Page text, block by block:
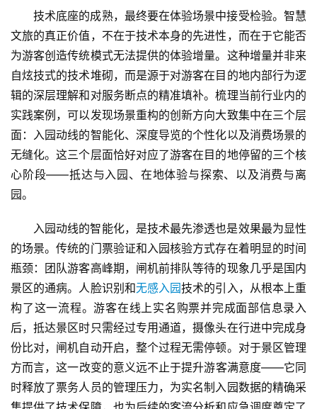
首
页
景
区
二
技术底座的成熟，最终要在体验场景中接受检验。智慧
文旅的真正价值，不在于技术本身的先进性，而在于它能否
为游客创造传统模式无法提供的体验增量。这种增量并非来
自炫技式的技术堆砌，而是源于对游客在目的地内部行为逻
辑的深层理解和对服务断点的精准填补。梳理当前行业内的
实践案例，可以发现场景重构的创新方向大致集中在三个层
面：入园动线的智能化、深度导览的个性化以及消费场景的
无缝化。这三个层面恰好对应了游客在目的地停留的三个核
心阶段——抵达与入园、在地体验与探索、以及消费与离
园。
入园动线的智能化，是技术最先渗透也是效果最为显性
的场景。传统的门票验证和入园核验方式存在着明显的时间
瓶颈：团队游客高峰期，闸机前排队等待的现象几乎是国内
景区的通病。人脸识别和无感入园技术的引入，从根本上重
构了这一流程。游客在线上实名购票并完成面部信息录入
后，抵达景区时只需经过专用通道，摄像头在行进中完成身
份比对，闸机自动开启，整个过程无需停顿。对于景区管理
方而言，这一改变的意义远不止于提升游客满意度——它同
时释放了票务人员的管理压力，为实名制入园数据的精确采